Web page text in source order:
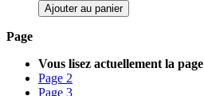
Ajouter au panier
Page
Vous lisez actuellement la page
Page 2
Page 3